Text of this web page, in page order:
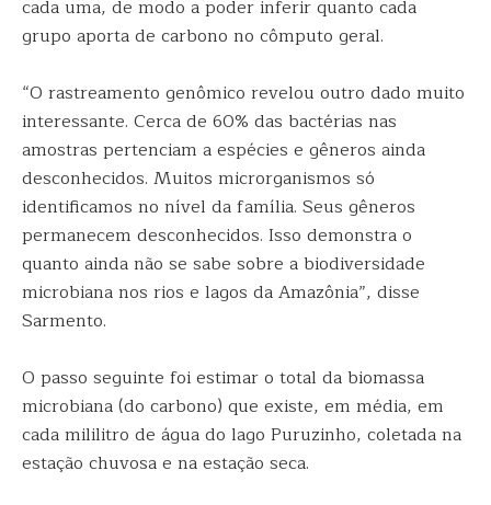
cada uma, de modo a poder inferir quanto cada
grupo aporta de carbono no cômputo geral.
“O rastreamento genômico revelou outro dado muito
interessante. Cerca de 60% das bactérias nas
amostras pertenciam a espécies e gêneros ainda
desconhecidos. Muitos microrganismos só
identificamos no nível da família. Seus gêneros
permanecem desconhecidos. Isso demonstra o
quanto ainda não se sabe sobre a biodiversidade
microbiana nos rios e lagos da Amazônia”, disse
Sarmento.
O passo seguinte foi estimar o total da biomassa
microbiana (do carbono) que existe, em média, em
cada mililitro de água do lago Puruzinho, coletada na
estação chuvosa e na estação seca.